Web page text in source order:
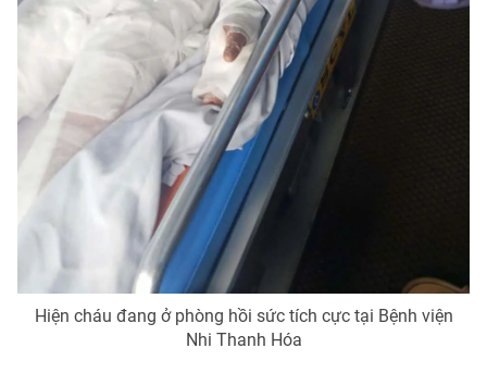
Theo dõi báo trên
Cơ quan chủ quản:
Đài Truyền hình Việt Nam
Cơ quan báo chí:
Thời báo VTV
Giấy phép hoạt động báo in và báo điện tử số 483/GP-BTTTT
cấp ngày 29/12/2023
Tổng Biên tập:
Vũ Thanh Thủy
Nguyễn Trọng Ninh
Hiện cháu đang ở phòng hồi sức tích cực tại Bệnh viện
Nhi Thanh Hóa